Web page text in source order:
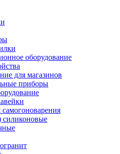
оборудование
для магазинов
приборы
силиконовые